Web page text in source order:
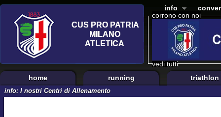
corrono con noi
vedi tutti
info
home running triathlon
info: I nostri Centri di Allenamento